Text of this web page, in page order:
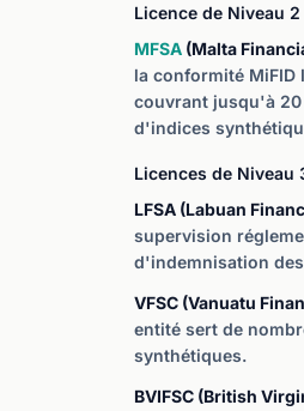
Licence de Niveau 2
MFSA (Malta
la conformité
couvrant jusqu'à 20
d'indices
Licences de Niveau
LFSA (Labuan
supervision
d'indemnisation
VFSC (Vanuatu
entité sert de
synthétiques.
BVIFSC (British